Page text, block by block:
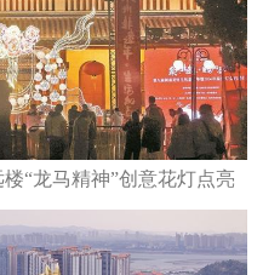
“龙马精神”创意花灯点亮